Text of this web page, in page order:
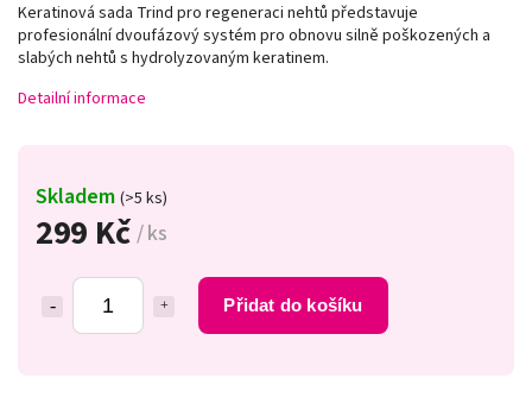
299 Kč / ks
Přidat do košíku
Skladem (>5 ks)
Keratinová sada Trind pro regeneraci nehtů představuje
profesionální dvoufázový systém pro obnovu silně poškozených a
slabých nehtů s hydrolyzovaným keratinem.
Detailní informace